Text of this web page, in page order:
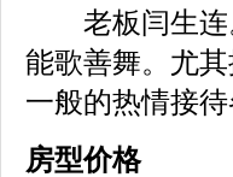
老板闫生连
能歌善舞。尤
一般的热情接待
房型价格